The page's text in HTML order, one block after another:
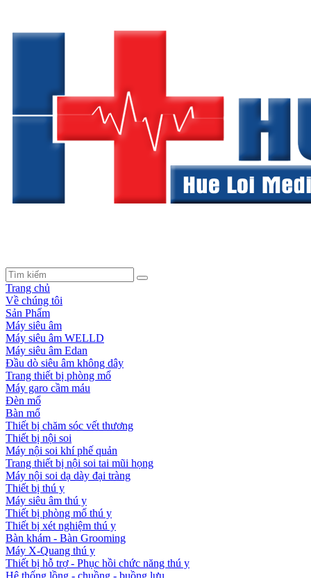
Trang chủ
Về chúng tôi
Sản Phẩm
Máy siêu âm
Máy siêu âm WELLD
Máy siêu âm Edan
Đầu dò siêu âm không dây
Trang thiết bị phòng mổ
Máy garo cầm máu
Đèn mổ
Bàn mổ
Thiết bị chăm sóc vết thương
Thiết bị nội soi
Máy nội soi khí phế quản
Trang thiết bị nội soi tai mũi họng
Máy nội soi dạ dày đại tràng
Thiết bị thú y
Máy siêu âm thú y
Thiết bị phòng mổ thú y
Thiết bị xét nghiệm thú y
Bàn khám - Bàn Grooming
Máy X-Quang thú y
Thiết bị hỗ trợ - Phục hồi chức năng thú y
Hệ thống lồng - chuồng - buồng lưu